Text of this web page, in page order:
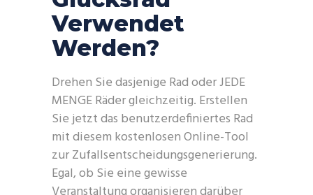
Verwendet
Werden?
Drehen Sie dasjenige Rad oder JEDE
MENGE Räder gleichzeitig. Erstellen
Sie jetzt das benutzerdefiniertes Rad
mit diesem kostenlosen Online-Tool
zur Zufallsentscheidungsgenerierung.
Egal, ob Sie eine gewisse